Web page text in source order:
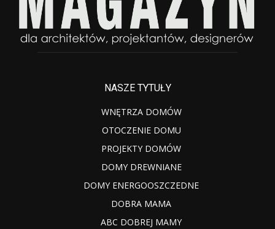
NASZE TYTUŁY
WNĘTRZA DOMÓW
OTOCZENIE DOMU
PROJEKTY DOMÓW
DOMY DREWNIANE
DOMY ENERGOOSZCZEDNE
DOBRA MAMA
ABC DOBREJ MAMY